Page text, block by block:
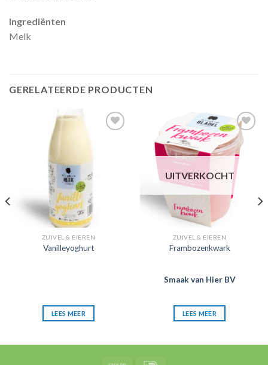
Ingrediënten
Melk
GERELATEERDE PRODUCTEN
ZUIVEL & EIEREN
Vanilleyoghurt
LEES MEER
Zet in
mijn
favorieten
UITVERKOCHT
ZUIVEL & EIEREN
Frambozenkwark
Smaak van Hier BV
LEES MEER